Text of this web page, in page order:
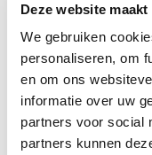
Deze website
We gebruiken
personaliseren, om
en om ons
informatie over uw
partners voor social
partners kunnen
AVIA VOLT en
van DC-
Lees verder